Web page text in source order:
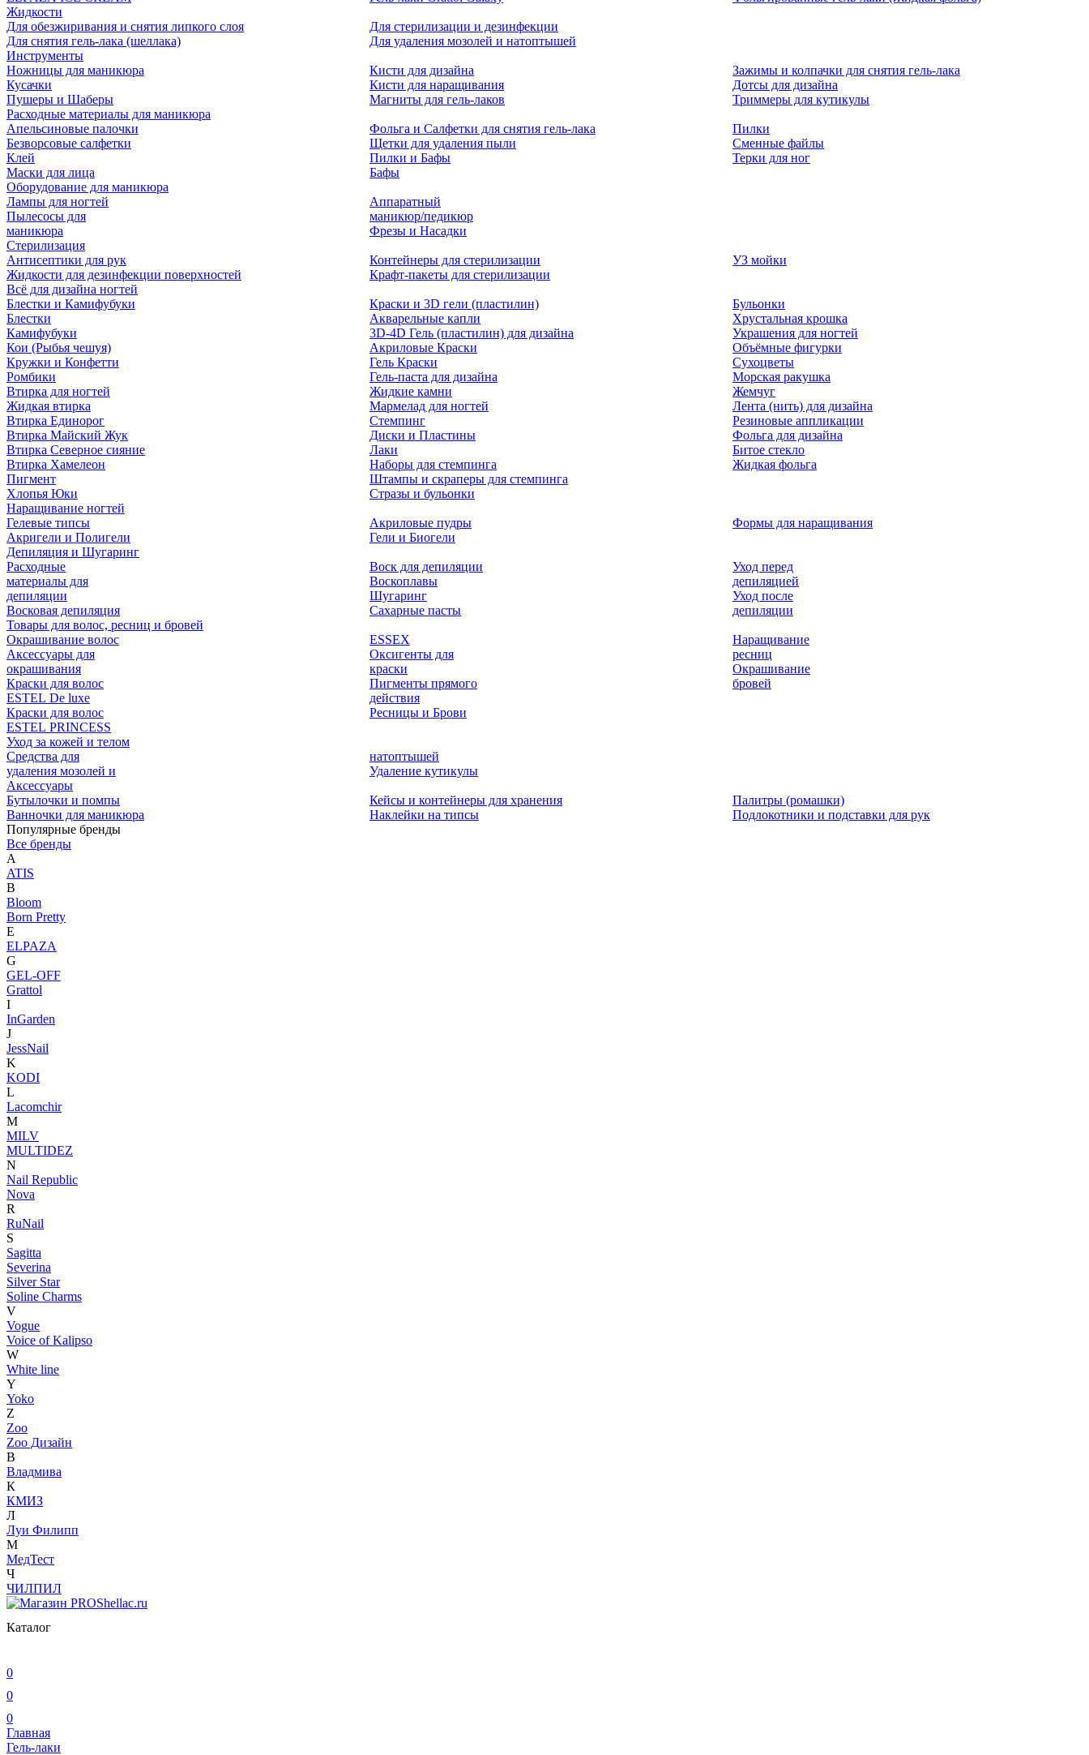
Жидкости
Для обезжиривания и снятия липкого слоя
Для снятия гель-лака (шеллака)
Для стерилизации и дезинфекции
Для удаления мозолей и натоптышей
Инструменты
Ножницы для маникюра
Кусачки
Пушеры и Шаберы
Кисти для дизайна
Кисти для наращивания
Магниты для гель-лаков
Зажимы и колпачки для снятия гель-лака
Дотсы для дизайна
Триммеры для кутикулы
Расходные материалы для маникюра
Апельсиновые палочки
Безворсовые салфетки
Клей
Маски для лица
Фольга и Салфетки для снятия гель-лака
Щетки для удаления пыли
Пилки и Бафы
Бафы
Пилки
Сменные файлы
Терки для ног
Оборудование для маникюра
Лампы для ногтей
Пылесосы для
маникюра
Аппаратный
маникюр/педикюр
Фрезы и Насадки
Стерилизация
Антисептики для рук
Жидкости для дезинфекции поверхностей
Контейнеры для стерилизации
Крафт-пакеты для стерилизации
УЗ мойки
Всё для дизайна ногтей
Блестки и Камифубуки
Блестки
Камифубуки
Кои (Рыбья чешуя)
Кружки и Конфетти
Ромбики
Втирка для ногтей
Жидкая втирка
Втирка Единорог
Втирка Майский Жук
Втирка Северное сияние
Втирка Хамелеон
Пигмент
Хлопья Юки
Краски и 3D гели (пластилин)
Акварельные капли
3D-4D Гель (пластилин) для дизайна
Акриловые Краски
Гель Краски
Гель-паста для дизайна
Жидкие камни
Мармелад для ногтей
Стемпинг
Диски и Пластины
Лаки
Наборы для стемпинга
Штампы и скраперы для стемпинга
Стразы и бульонки
Бульонки
Хрустальная крошка
Украшения для ногтей
Объёмные фигурки
Сухоцветы
Морская ракушка
Жемчуг
Лента (нить) для дизайна
Резиновые аппликации
Фольга для дизайна
Битое стекло
Жидкая фольга
Наращивание ногтей
Гелевые типсы
Акригели и Полигели
Акриловые пудры
Гели и Биогели
Формы для наращивания
Депиляция и Шугаринг
Расходные
материалы для
депиляции
Восковая депиляция
Воск для депиляции
Воскоплавы
Шугаринг
Сахарные пасты
Уход перед
депиляцией
Уход после
депиляции
Товары для волос, ресниц и бровей
Окрашивание волос
Аксессуары для
окрашивания
Краски для волос
ESTEL De luxe
Краски для волос
ESTEL PRINCESS
ESSEX
Оксигенты для
краски
Пигменты прямого
действия
Ресницы и Брови
Наращивание
ресниц
Окрашивание
бровей
Уход за кожей и телом
Средства для
удаления мозолей и
натоптышей
Удаление кутикулы
Аксессуары
Бутылочки и помпы
Ванночки для маникюра
Кейсы и контейнеры для хранения
Наклейки на типсы
Палитры (ромашки)
Подлокотники и подставки для рук
Популярные бренды
Все бренды
A
ATIS
B
Bloom
Born Pretty
E
ELPAZA
G
GEL-OFF
Grattol
I
InGarden
J
JessNail
K
KODI
L
Lacomchir
M
MILV
MULTIDEZ
N
Nail Republic
Nova
R
RuNail
S
Sagitta
Severina
Silver Star
Soline Charms
V
Vogue
Voice of Kalipso
W
White line
Y
Yoko
Z
Zoo
Zoo Дизайн
В
Владмива
К
КМИЗ
Л
Луи Филипп
М
МедТест
Ч
ЧИЛПИЛ
Каталог
0
0
0
Главная
Гель-лаки